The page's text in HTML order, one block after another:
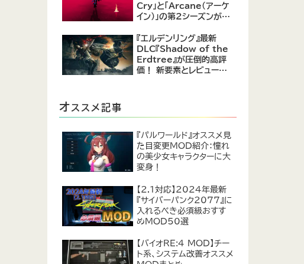
Cry」と「Arcane（アーケ
イン）」の第2シーズンが紹
『エルデンリング』最新
DLC『Shadow of the
Erdtree』が圧倒的高評
価！ 新要素とレビューま
オ ススメ記事
『パルワールド』オススメ見
た目変更MOD紹介：憧れ
の美少女キャラクターに大
変身！
【2.1対応】2024年最新
『サイバーパンク2077』に
入れるべき必須級おすす
めMOD50選
【バイオRE:4 MOD】チー
ト系、システム改善オススメ